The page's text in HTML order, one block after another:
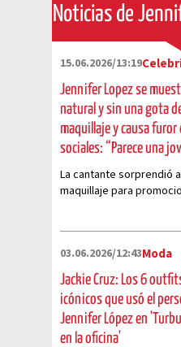
Noticias de
15.06.2026/13:19
Jennifer Lopez se
natural y sin una gota
maquillaje y causa furor
sociales: “Parece una
La cantante sorprendió
maquillaje para
03.06.2026/12:43Moda
Jackie Cruz: Los 6
icónicos que usó el
Jennifer López en
en la oficina'